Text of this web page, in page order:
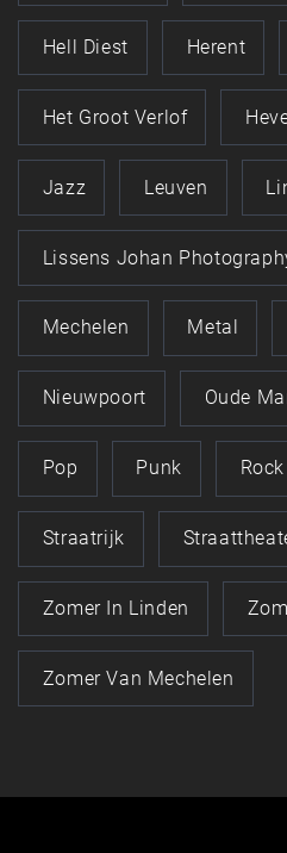
Hell Diest Herent
Het Groot Verlof
Jazz Leuven
Lissens Johan
Mechelen Metal
Nieuwpoort Oude
Pop Punk Rock
Straatrijk
Zomer In Linden
Zomer Van Mechelen